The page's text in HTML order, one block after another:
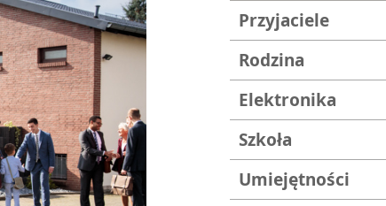
Przyjaciele
Rodzina
Elektronika
Szkoła
Umiejętności